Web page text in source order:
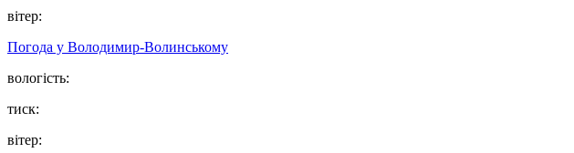
вітер:
Погода у Володимир-Волинському
вологість:
тиск:
вітер: